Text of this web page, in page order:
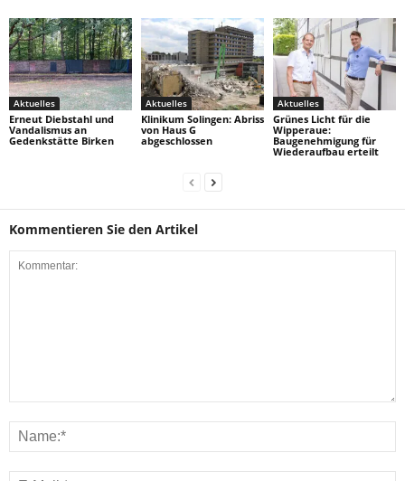
Aktuelles
Erneut Diebstahl und
Vandalismus an
Gedenkstätte Birken
Aktuelles
Klinikum Solingen: Abriss
von Haus G
abgeschlossen
Aktuelles
Grünes Licht für die
Wipperaue:
Baugenehmigung für
Wiederaufbau erteilt
Kommentieren Sie den Artikel